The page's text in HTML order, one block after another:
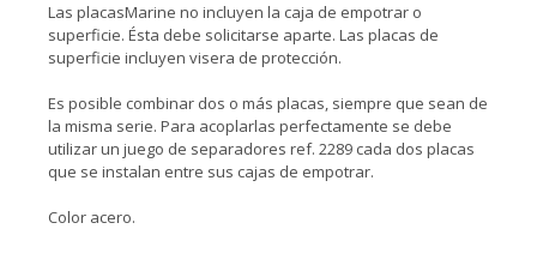
Las placasMarine no incluyen la caja de empotrar o
superficie. Ésta debe solicitarse aparte. Las placas de
superficie incluyen visera de protección.
Es posible combinar dos o más placas, siempre que sean de
la misma serie. Para acoplarlas perfectamente se debe
utilizar un juego de separadores ref. 2289 cada dos placas
que se instalan entre sus cajas de empotrar.
Color acero.